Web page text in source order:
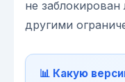
не
другими
📊 Какую